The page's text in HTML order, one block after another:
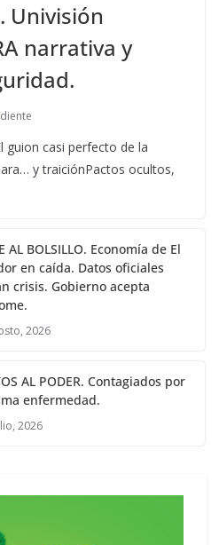
Univisión
narrativa y
guion casi perfecto de la
y traiciónPactos ocultos,
AL BOLSILLO. Economía de El
en caída. Datos oficiales
crisis. Gobierno acepta
2026
AL PODER. Contagiados por
enfermedad.
2026